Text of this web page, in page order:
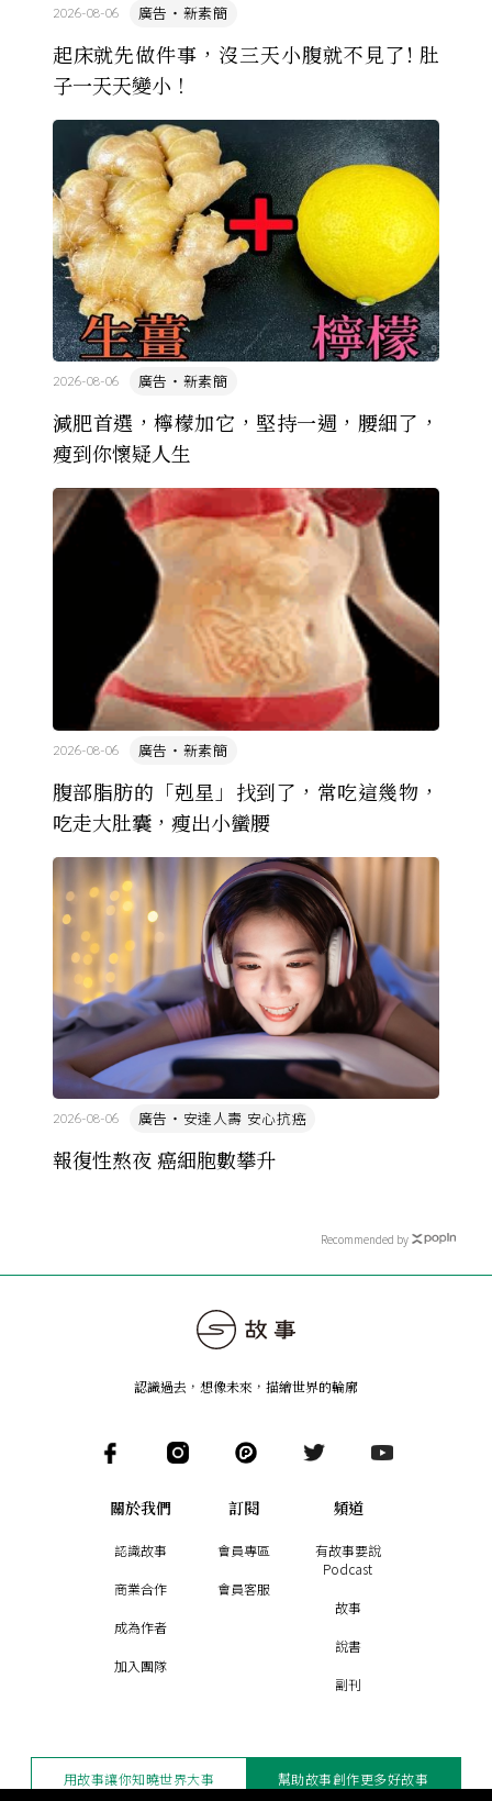
起床就先做件事，沒三天小腹就不見了! 肚
子一天天變小！
廣告・新素簡
2026-08-06
減肥首選，檸檬加它，堅持一週，腰細了，
瘦到你懷疑人生
廣告・新素簡
2026-08-06
腹部脂肪的「剋星」找到了，常吃這幾物，
吃走大肚囊，瘦出小蠻腰
廣告・新素簡
2026-08-06
報復性熬夜 癌細胞數攀升
廣告・安達人壽 安心抗癌
2026-08-06
Recommended by
認識過去，想像未來 ， 描繪世界的輪廓
關於我們
認識故事
商業合作
成為作者
加入團隊
訂閱
會員專區
會員客服
頻道
有故事要說
Podcast
故事
說書
副刊
用故事讓你知曉世界大事 幫助故事創作更多好故事